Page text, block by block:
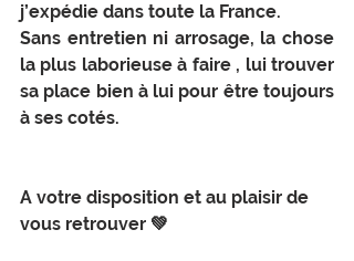
j’expédie dans toute la France.
Sans entretien ni arrosage, la chose
la plus laborieuse à faire , lui trouver
sa place bien à lui pour être toujours
à ses cotés.
A votre disposition et au plaisir de
vous retrouver 💚